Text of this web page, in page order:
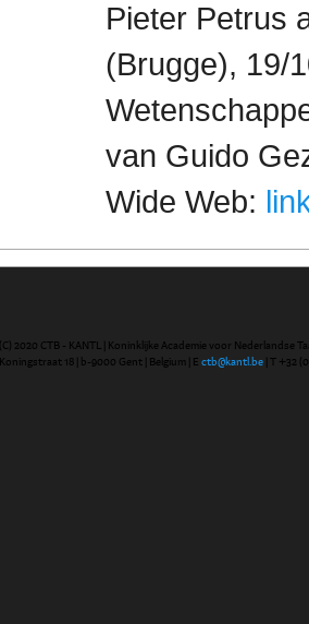
Pieter Petrus
(Brugge), 19/
van Guido
Wide Web:
(C) 2020 CTB - KANTL | Koninklijke Academie voor Nederlandse
Koningstraat 18 | b-9000 Gent | Belgium | E ctb@kantl.be | T +32